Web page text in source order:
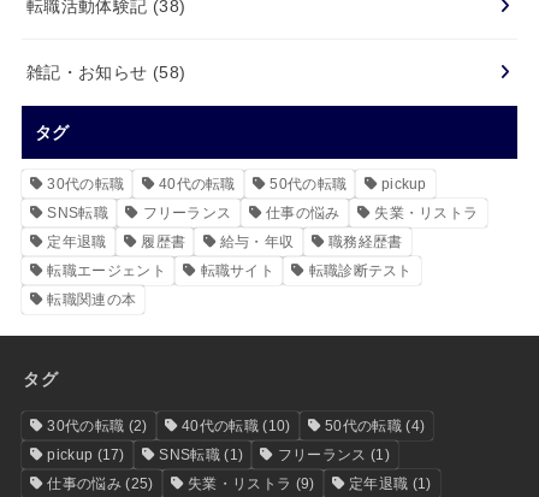
転職活動体験記 (38)
雑記・お知らせ (58)
タグ
30代の転職 40代の転職 50代の転職
pickup
SNS転職
フリーランス 仕事の悩み
失業・リストラ
定年退職
履歴書 給与・年収
職務経歴書
転職エージェント
転職サイト
転職診断テスト
転職関連の本
タグ
30代の転職 (2) 40代の転職(10) 50代の転職(4)
pickup (17) SNS転職(1) フリーランス (1)
仕事の悩み(25) 失業・リストラ (9) 定年退職 (1)